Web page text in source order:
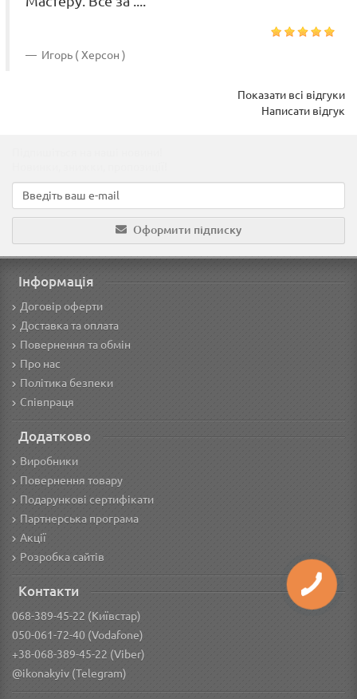
Игорь ( Херсон )
Показати всі відгуки
Написати відгук
Оформити підписку
Інформація
Договір оферти
Доставка та оплата
Повернення та обмін
Про нас
Політика безпеки
Співпраця
Додатково
Виробники
Повернення товару
Подарункові сертифікати
Партнерська програма
Акції
Розробка сайтів
Контакти
068-389-45-22 (Київстар)
050-061-72-40 (Vodafone)
+38-068-389-45-22 (Viber)
@ikonakyiv (Telegram)